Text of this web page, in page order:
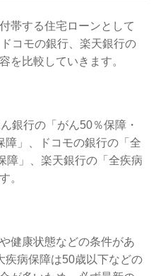
帯する住宅ローンとして
コモの銀行、楽天銀行の
を比較していきます。
銀行の「がん50％保障・
障」、ドコモの銀行の「全
障」、楽天銀行の「全疾病
。
健康状態などの条件があ
疾病保障は50歳以下などの